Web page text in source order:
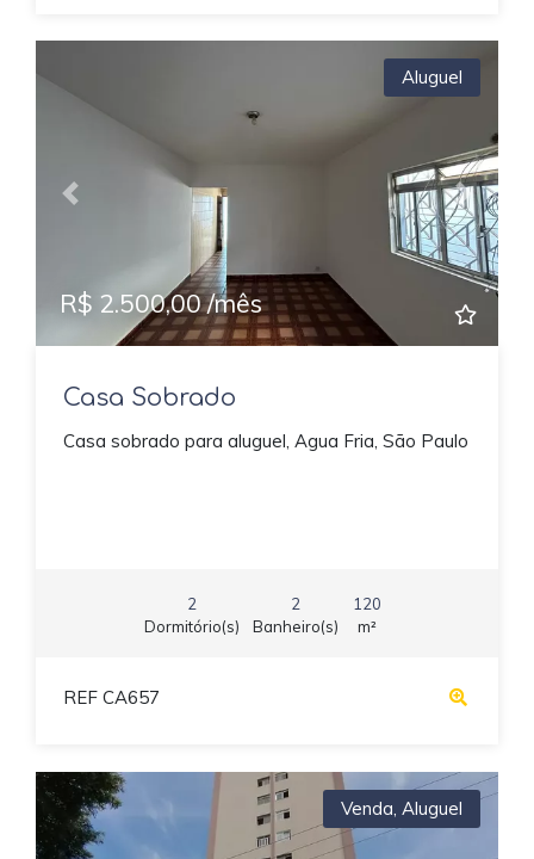
Previous Next
Aluguel
R$ 2.500,00 /mês
Casa Sobrado
Casa sobrado para aluguel, Agua Fria, São Paulo
2
Dormitório(s)
2
Banheiro(s)
120
m²
REF CA657
Venda, Aluguel